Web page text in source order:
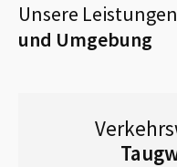
Unsere
und Umgebung